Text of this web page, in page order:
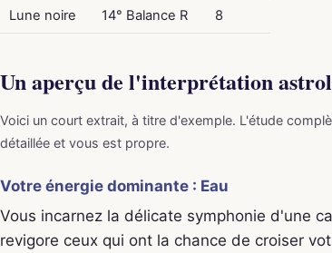
Lune noire 14° Balance R 8
Un aperçu de l'interprétation
Voici un court extrait, à titre d'exemple. L'étude
détaillée et vous est propre.
Votre énergie dominante : Eau
Vous incarnez la délicate symphonie d'une
revigore ceux qui ont la chance de croiser